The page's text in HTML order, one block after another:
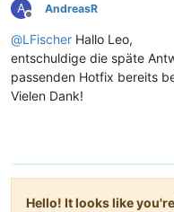
A
Offline
AndreasR
@LFischer Hallo Leo,
entschuldige die späte
passenden Hotfix bereits
Vielen Dank!
Hello! It looks like